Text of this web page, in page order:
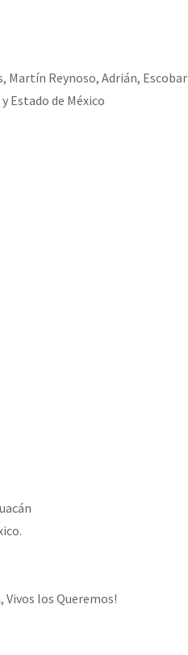
Martín Reynoso, Adrián, Escobar
Estado de México
Vivos los Queremos!